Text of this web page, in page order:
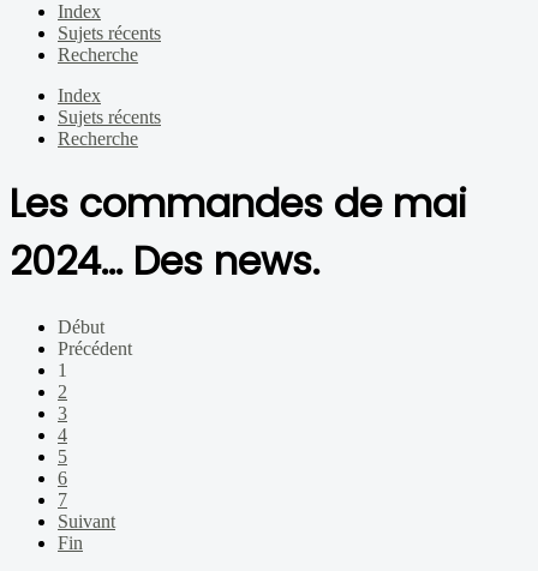
Index
Sujets récents
Recherche
Index
Sujets récents
Recherche
Les commandes de mai
2024... Des news.
Début
Précédent
1
2
3
4
5
6
7
Suivant
Fin